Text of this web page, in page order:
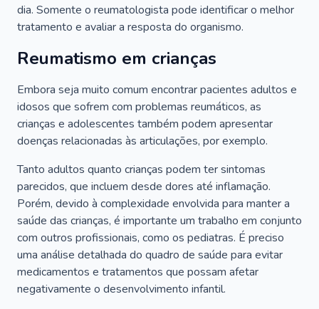
dia. Somente o reumatologista pode identificar o melhor
tratamento e avaliar a resposta do organismo.
Reumatismo em crianças
Embora seja muito comum encontrar pacientes adultos e
idosos que sofrem com problemas reumáticos, as
crianças e adolescentes também podem apresentar
doenças relacionadas às articulações, por exemplo.
Tanto adultos quanto crianças podem ter sintomas
parecidos, que incluem desde dores até inflamação.
Porém, devido à complexidade envolvida para manter a
saúde das crianças, é importante um trabalho em conjunto
com outros profissionais, como os pediatras. É preciso
uma análise detalhada do quadro de saúde para evitar
medicamentos e tratamentos que possam afetar
negativamente o desenvolvimento infantil.